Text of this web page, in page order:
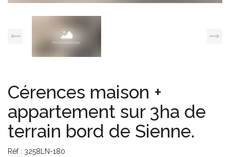
Cérences maison +
appartement sur 3ha de
terrain bord de Sienne.
Réf : 3258LN-180